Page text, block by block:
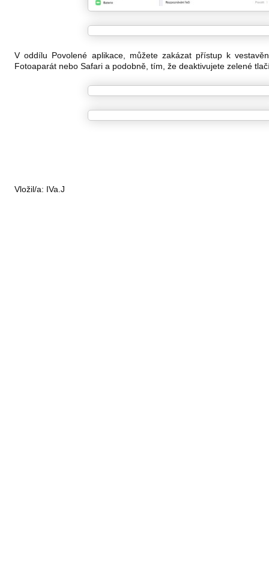
V oddílu Povolené aplikace, můžete zakázat přístup k
Fotoaparát nebo Safari a podobně, tím, že deaktivujete zelené
Vložil/a: IVa.J